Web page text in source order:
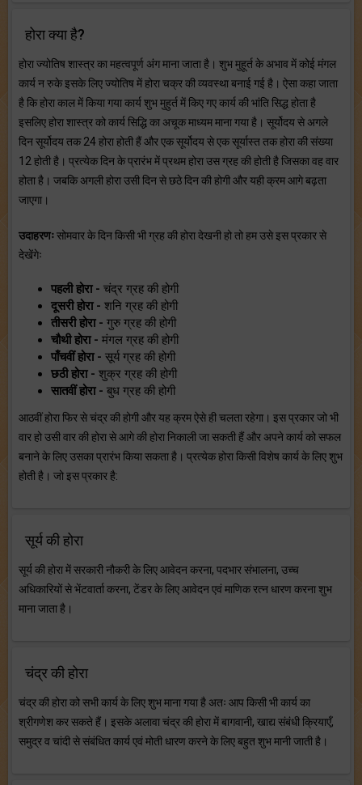
होरा क्या है?
होरा ज्योतिष शास्त्र का महत्वपूर्ण अंग माना जाता है। शुभ मुहूर्त के अभाव में कोई मंगल
कार्य न रुके इसके लिए ज्योतिष में होरा चक्र की व्यवस्था बनाई गई है। ऐसा कहा जाता
है कि होरा काल में किया गया कार्य शुभ मुहुर्त में किए गए कार्य की भांति सिद्ध होता है
इसलिए होरा शास्त्र को कार्य सिद्धि का अचूक माध्यम माना गया है। सूर्योदय से अगले
दिन सूर्योदय तक 24 होरा होती हैं और एक सूर्योदय से एक सूर्यास्त तक होरा की संख्या
12 होती है। प्रत्येक दिन के प्रारंभ में प्रथम होरा उस ग्रह की होती है जिसका वह वार
होता है। जबकि अगली होरा उसी दिन से छठे दिन की होगी और यही क्रम आगे बढ़ता
जाएगा।
उदाहरणःसोमवार के दिन किसी भी ग्रह की होरा देखनी हो तो हम उसे इस प्रकार से
देखेंगेः
पहली होरा - चंद्र ग्रह की होगी
दूसरी होरा - शनि ग्रह की होगी
तीसरी होरा - गुरु ग्रह की होगी
चौथी होरा - मंगल ग्रह की होगी
पाँचवीं होरा - सूर्य ग्रह की होगी
छठी होरा - शुक्र ग्रह की होगी
सातवीं होरा - बुध ग्रह की होगी
आठवीं होरा फिर से चंद्र की होगी और यह क्रम ऐसे ही चलता रहेगा। इस प्रकार जो भी
वार हो उसी वार की होरा से आगे की होरा निकाली जा सकती हैं और अपने कार्य को सफल
बनाने के लिए उसका प्रारंभ किया सकता है। प्रत्येक होरा किसी विशेष कार्य के लिए शुभ
होती है। जो इस प्रकार है:
सूर्य की होरा
सूर्य की होरा में सरकारी नौकरी के लिए आवेदन करना, पदभार संभालना, उच्च
अधिकारियों से भेंटवार्ता करना, टेंडर के लिए आवेदन एवं माणिक रत्न धारण करना शुभ
माना जाता है।
चंद्र की होरा
चंद्र की होरा को सभी कार्य के लिए शुभ माना गया है अतः आप किसी भी कार्य का
श्रीगणेश कर सकते हैं। इसके अलावा चंद्र की होरा में बागवानी, खाद्य संबंधी क्रियाएँ,
समुद्र व चांदी से संबंधित कार्य एवं मोती धारण करने के लिए बहुत शुभ मानी जाती है।